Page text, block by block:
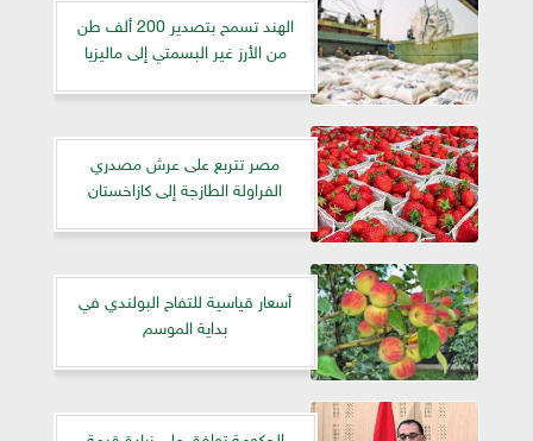
الهند تسمح بتصدير 200 ألف طن
من الأرز غير البسمتي إلى ماليزيا
مصر تتربع على عرش مصدري
الفراولة الطازجة إلى كازاخستان
أسعار قياسية للتفاح البولندي في
بداية الموسم